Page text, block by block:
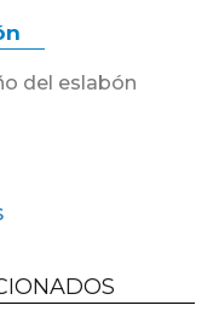
del eslabón